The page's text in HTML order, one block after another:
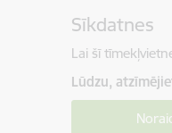
Sīkdatnes
Lai šī
Lūdzu,